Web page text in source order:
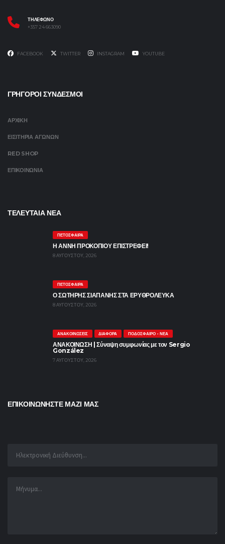
ΤΗΛΕΦΩΝΟ
+357 24 663090
FACEBOOK TWITTER INSTAGRAM YOUTUBE
ΓΡΗΓΟΡΟΙ ΣΥΝΔΕΣΜΟΙ
ΑΡΧΙΚΗ
ΕΙΣΙΤΗΡΙΑ ΑΓΩΝΩΝ
RED SHOP
ΕΠΙΚΟΙΝΩΝΙΑ
ΤΕΛΕΥΤΑΙΑ ΝΕΑ
ΠΕΤΌΣΦΑΙΡΑ
Η ΑΝΝΗ ΠΡΟΚΟΠΙΟΥ ΕΠΙΣΤΡΕΦΕΙ!
8 ΑΥΓΟΎΣΤΟΥ, 2026
ΠΕΤΌΣΦΑΙΡΑ
Ο ΣΩΤΗΡΗΣ ΣΙΑΠΑΝΗΣ ΣΤΑ ΕΡΥΘΡΟΛΕΥΚΑ
8 ΑΥΓΟΎΣΤΟΥ, 2026
ΑΝΑΚΟΙΝΏΣΕΙΣ ΔΙΆΦΟΡΑ ΠΟΔΌΣΦΑΙΡΟ - ΝΈΑ
ΑΝΑΚΟΙΝΩΣΗ | Σύναψη συμφωνίας με τον Sergio
González
7 ΑΥΓΟΎΣΤΟΥ, 2026
ΕΠΙΚΟΙΝΩΝΗΣΤΕ ΜΑΖΙ ΜΑΣ